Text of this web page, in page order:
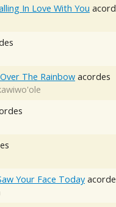
In Love With You
The Rainbow acordes
Your Face Today